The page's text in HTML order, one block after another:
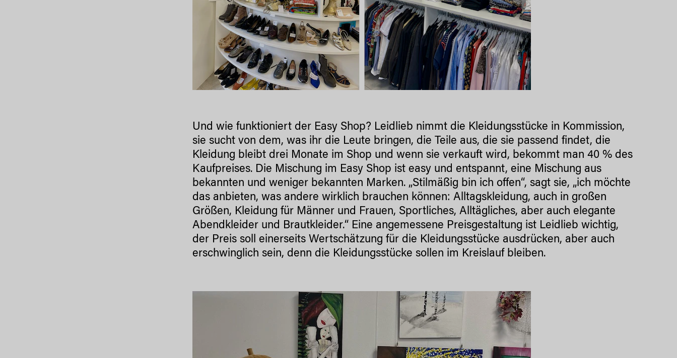
Und wie funktioniert der Easy Shop? Leidlieb nimmt die Kleidungsstücke in Kommission,
sie sucht von dem, was ihr die Leute bringen, die Teile aus, die sie passend findet, die
Kleidung bleibt drei Monate im Shop und wenn sie verkauft wird, bekommt man 40 % des
Kaufpreises. Die Mischung im Easy Shop ist easy und entspannt, eine Mischung aus
bekannten und weniger bekannten Marken. „Stilmäßig bin ich offen“, sagt sie, „ich möchte
das anbieten, was andere wirklich brauchen können: Alltagskleidung, auch in großen
Größen, Kleidung für Männer und Frauen, Sportliches, Alltägliches, aber auch elegante
Abendkleider und Brautkleider.“ Eine angemessene Preisgestaltung ist Leidlieb wichtig,
der Preis soll einerseits Wertschätzung für die Kleidungsstücke ausdrücken, aber auch
erschwinglich sein, denn die Kleidungsstücke sollen im Kreislauf bleiben.